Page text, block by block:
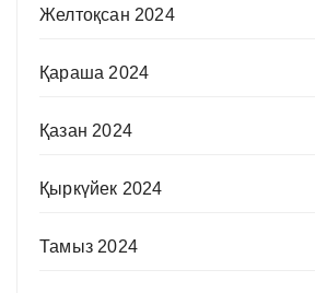
Желтоқсан 2024
Қараша 2024
Қазан 2024
Қыркүйек 2024
Тамыз 2024